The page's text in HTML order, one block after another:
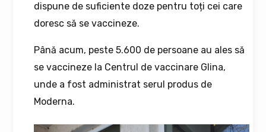
dispune de suficiente doze pentru toți cei care
doresc să se vaccineze.
Până acum, peste 5.600 de persoane au ales să
se vaccineze la Centrul de vaccinare Glina,
unde a fost administrat serul produs de
Moderna.